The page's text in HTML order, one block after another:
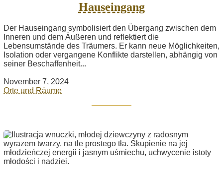
Hauseingang
Der Hauseingang symbolisiert den Übergang zwischen dem
Inneren und dem Äußeren und reflektiert die
Lebensumstände des Träumers. Er kann neue Möglichkeiten,
Isolation oder vergangene Konflikte darstellen, abhängig von
seiner Beschaffenheit...
November 7, 2024
Orte und Räume